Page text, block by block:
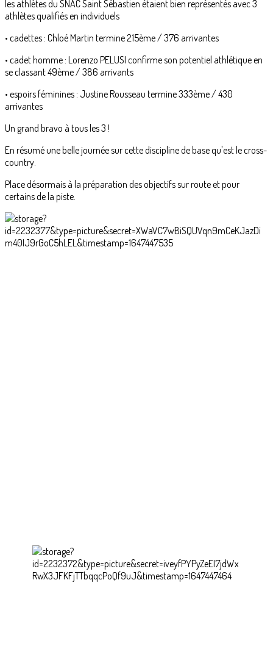
les athlètes du SNAC Saint Sébastien étaient bien représentés avec 3
athlètes qualifiés en individuels
• cadettes : Chloé Martin termine 215ème / 376 arrivantes
• cadet homme : Lorenzo PELUSI confirme son potentiel athlétique en
se classant 49ème / 386 arrivants
• espoirs féminines : Justine Rousseau termine 333ème / 430
arrivantes
Un grand bravo à tous les 3 !
En résumé une belle journée sur cette discipline de base qu'est le cross-
country.
Place désormais à la préparation des objectifs sur route et pour
certains de la piste.